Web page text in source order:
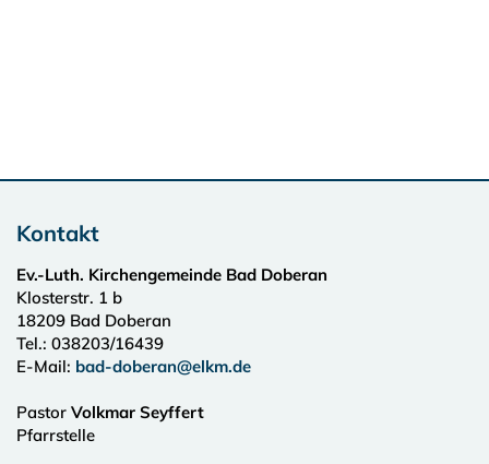
Kontakt
Ev.-Luth. Kirchengemeinde Bad Doberan
Klosterstr. 1 b
18209 Bad Doberan
Tel.: 038203/16439
E-Mail: bad-doberan@elkm.de
Pastor Volkmar Seyffert
Pfarrstelle